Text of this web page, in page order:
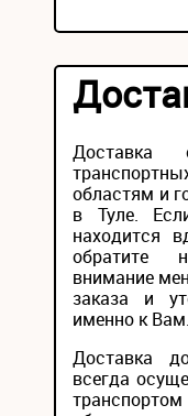
Доставка
областям и
в Туле.
находится
обратите
внимание
заказа и
именно к Вам.
Доставка
всегда